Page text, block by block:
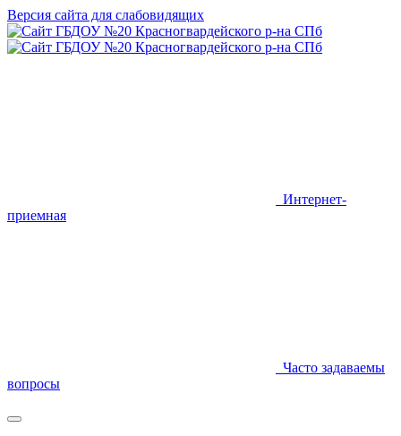
Версия сайта для слабовидящих
Интернет-
приемная
Часто задаваемы
вопросы